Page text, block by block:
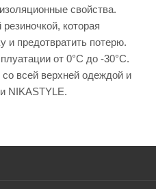
свойства.
которая
и предотвратить потерю.
от 0°С до -30°С.
всей верхней одеждой и
NIKASTYLE.